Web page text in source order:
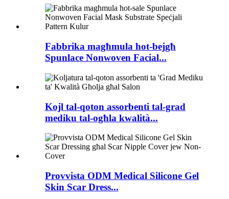
Fabbrika magħmula hot-bejgħ
Spunlace Nonwoven Facial...
Kojl tal-qoton assorbenti tal-grad
mediku tal-ogħla kwalità...
Provvista ODM Medical Silicone Gel
Skin Scar Dress...